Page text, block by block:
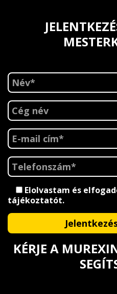
Elolvastam és
tájékoztatót.
KÉRJE A